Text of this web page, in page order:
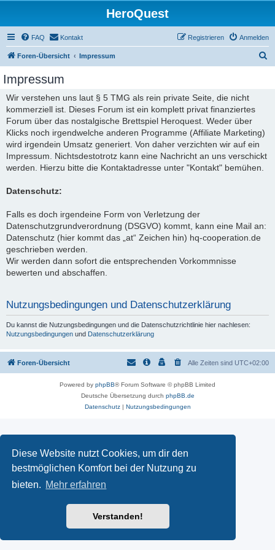
Diese Website nutzt Cookies, um dir den
bestmöglichen Komfort bei der Nutzung zu
bieten. Mehr erfahren
Verstanden!
HeroQuest
FAQ Kontakt Anmelden
Registrieren
Foren-Übersicht Impressum
Impressum
Wir verstehen uns laut § 5 TMG als rein private Seite, die nicht
kommerziell ist. Dieses Forum ist ein komplett privat finanziertes
Forum über das nostalgische Brettspiel Heroquest. Weder über
Klicks noch irgendwelche anderen Programme (Affiliate Marketing)
wird irgendein Umsatz generiert. Von daher verzichten wir auf ein
Impressum. Nichtsdestotrotz kann eine Nachricht an uns verschickt
werden. Hierzu bitte die Kontaktadresse unter "Kontakt" bemühen.
Datenschutz:
Falls es doch irgendeine Form von Verletzung der
Datenschutzgrundverordnung (DSGVO) kommt, kann eine Mail an:
Datenschutz (hier kommt das „at“ Zeichen hin) hq-cooperation.de
geschrieben werden.
Wir werden dann sofort die entsprechenden Vorkommnisse
bewerten und abschaffen.
Nutzungsbedingungen und Datenschutzerklärung
Du kannst die Nutzungsbedingungen und die Datenschutzrichtlinie hier nachlesen:
Nutzungsbedingungen und Datenschutzerklärung
Foren-Übersicht Alle Zeiten sind UTC+02:00
Powered by phpBB® Forum Software © phpBB Limited
Deutsche Übersetzung durch phpBB.de
Datenschutz| Nutzungsbedingungen